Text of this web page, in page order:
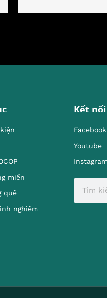
miền
quê
nghiêm
Kết
Facebook
Youtube
Instagram